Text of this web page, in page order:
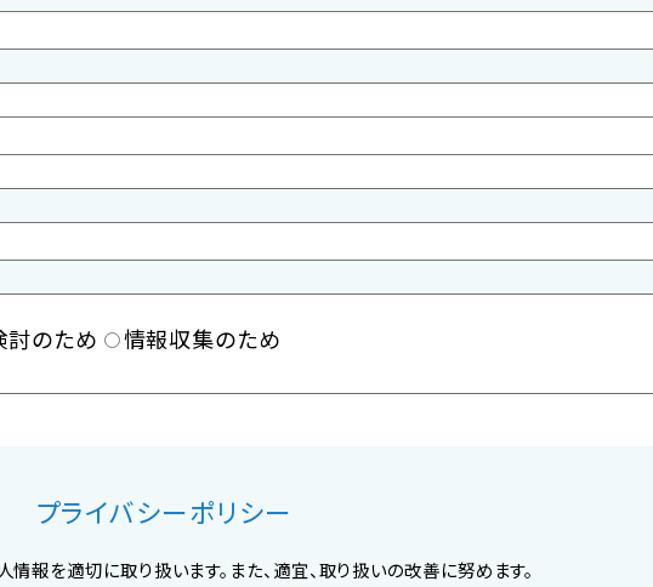
のため 情報収集のため
プライバシーポリシー
報を適切に取り扱います。また、適宜、取り扱いの改善に努めます。